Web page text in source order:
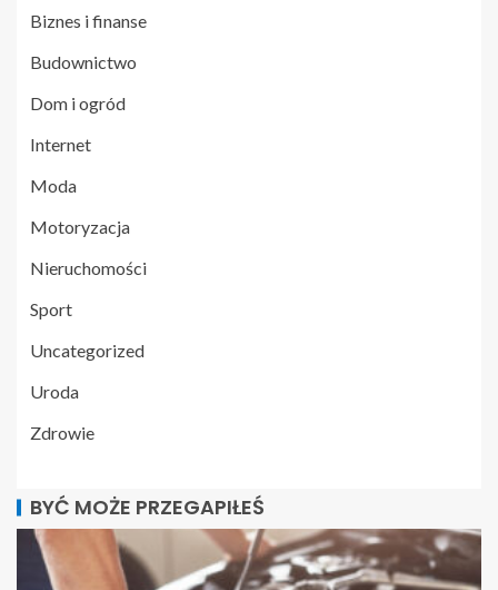
Biznes i finanse
Budownictwo
Dom i ogród
Internet
Moda
Motoryzacja
Nieruchomości
Sport
Uncategorized
Uroda
Zdrowie
BYĆ MOŻE PRZEGAPIŁEŚ